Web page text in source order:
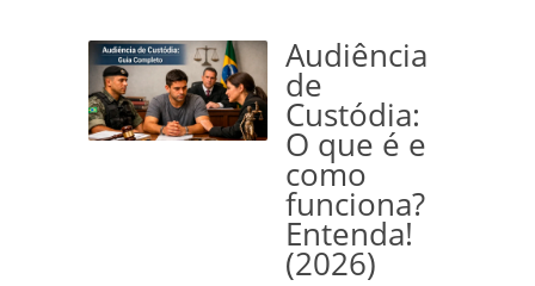
Audiência
de
Custódia:
O que é e
como
funciona?
Entenda!
(2026)